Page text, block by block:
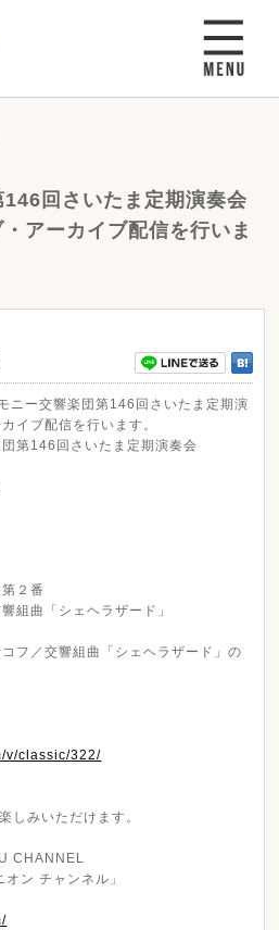
回さいたま定期演奏会
アーカイブ配信を行いま
ニー交響楽団第146回さいたま定期演
イブ配信を行います。
第146回さいたま定期演奏会
２番
組曲「シェヘラザード」
フ／交響組曲「シェヘラザード」の
v/classic/322/
しみいただけます。
CHANNEL
オン チャンネル」